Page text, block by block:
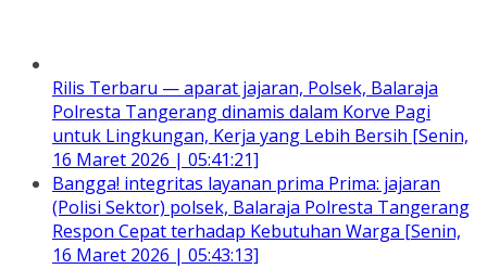
Rilis Terbaru — aparat jajaran, Polsek, Balaraja
Polresta Tangerang dinamis dalam Korve Pagi
untuk Lingkungan, Kerja yang Lebih Bersih [Senin,
16 Maret 2026 | 05:41:21]
Bangga! integritas layanan prima Prima: jajaran
(Polisi Sektor) polsek, Balaraja Polresta Tangerang
Respon Cepat terhadap Kebutuhan Warga [Senin,
16 Maret 2026 | 05:43:13]